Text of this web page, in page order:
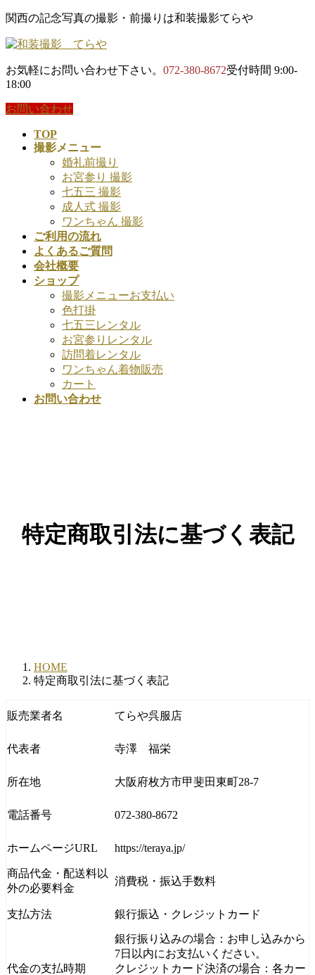
コ
テ
ツ
に
移
ナ
ゲ
シ
ョ
ン
関西の記念写真の撮影・前撮りは和装撮影てらや
お気軽にお問い合わせ下さい。 072-380-8672受付時間 9:00-
18:00
お問い合わせ
TOP
撮影メニュー
婚礼前撮り
お宮参り 撮影
七五三 撮影
成人式 撮影
ワンちゃん 撮影
ご利用の流れ
よくあるご質問
会社概要
ショップ
撮影メニューお支払い
色打掛
七五三レンタル
お宮参りレンタル
訪問着レンタル
ワンちゃん着物販売
カート
お問い合わせ
特定商取引法に基づく表記
HOME
特定商取引法に基づく表記
販売業者名 てらや呉服店
代表者 寺澤 福栄
所在地 大阪府枚方市甲斐田東町28-7
電話番号 072-380-8672
ホームページURL https://teraya.jp/
商品代金・配送料以
外の必要料金
消費税・振込手数料
支払方法 銀行振込・クレジットカード
代金の支払時期
銀行振り込みの場合：お申し込みから
7日以内にお支払いください。
クレジットカード決済の場合：各カー